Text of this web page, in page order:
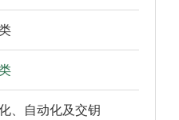
、自动化及交钥